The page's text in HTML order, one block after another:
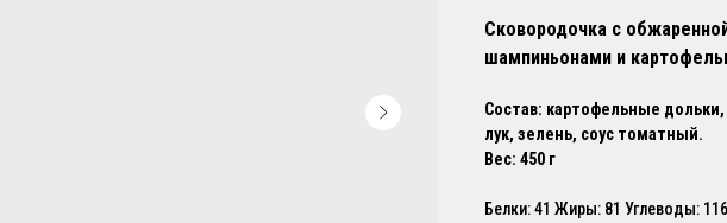
Сковородочка с
шампиньонами и
Состав: картофельные
лук, зелень, соус томатный.
Вес: 450 г
Белки: 41 Жиры: 81 Углеводы: 116